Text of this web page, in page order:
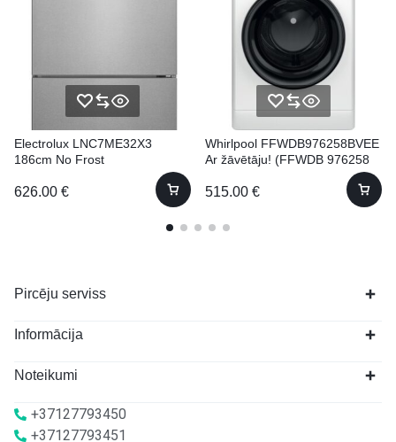
Electrolux LNC7ME32X3
186cm No Frost
626.00 €
Whirlpool FFWDB976258BVEE
Ar žāvētāju! (FFWDB 976258
515.00 €
Pircēju serviss
Informācija
Noteikumi
+37127793450
+37127793451